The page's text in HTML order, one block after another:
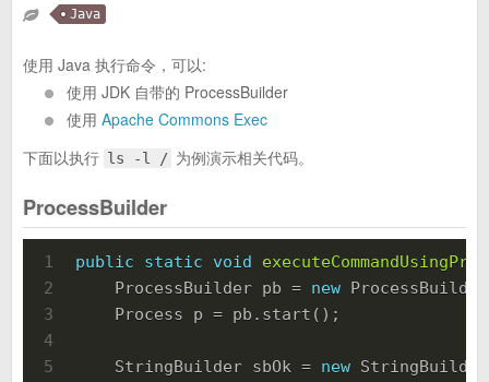
Java
使用 Java 执行命令，可以:
使用 JDK 自带的 ProcessBuilder
使用 Apache Commons Exec
下面以执行 ls -l / 为例演示相关代码。
ProcessBuilder
1
2
3
4
5
public static void
    ProcessBuilder pb =
new
    Process p = pb.start();
    StringBuilder sbOk =
new